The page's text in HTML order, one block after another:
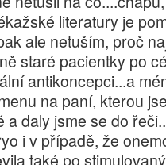
literatury je
ale netuším, proč
staré pacientky po
antikoncepci...a
na paní, kterou
daly jsme se do
i v případě, že
také po